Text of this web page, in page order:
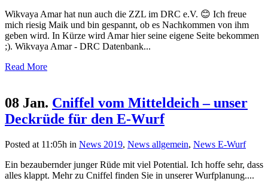
Wikvaya Amar hat nun auch die ZZL im DRC e.V. 😊 Ich freue
mich riesig Maik und bin gespannt, ob es Nachkommen von ihm
geben wird. In Kürze wird Amar hier seine eigene Seite bekommen
;). Wikvaya Amar - DRC Datenbank...
Read More
08 Jan. Cniffel vom Mitteldeich – unser
Deckrüde für den E-Wurf
Posted at 11:05h in News 2019, News allgemein, News E-Wurf
Ein bezaubernder junger Rüde mit viel Potential. Ich hoffe sehr, dass
alles klappt. Mehr zu Cniffel finden Sie in unserer Wurfplanung....